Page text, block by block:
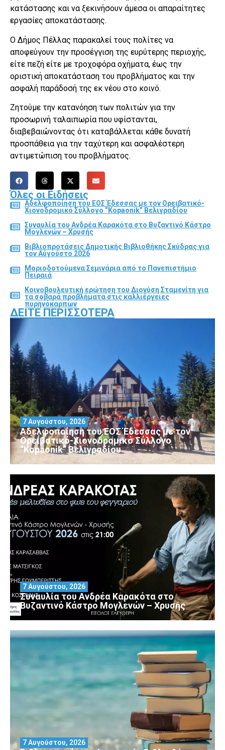
κατάστασης και να ξεκινήσουν άμεσα οι απαραίτητες
εργασίες αποκατάστασης.
Ο Δήμος Πέλλας παρακαλεί τους πολίτες να
αποφεύγουν την προσέγγιση της ευρύτερης περιοχής,
είτε πεζή είτε με τροχοφόρα οχήματα, έως την
οριστική αποκατάσταση του προβλήματος και την
ασφαλή παράδοσή της εκ νέου στο κοινό.
Ζητούμε την κατανόηση των πολιτών για την
προσωρινή ταλαιπωρία που υφίστανται,
διαβεβαιώνοντας ότι καταβάλλεται κάθε δυνατή
προσπάθεια για την ταχύτερη και ασφαλέστερη
αντιμετώπιση του προβλήματος.
Όλες οι Ειδήσεις
Αδελφοποίηση του ΕΟΣ Έδεσσας με τον Ορειβατικό-
Χιονοδρομικό Σύλλογο “Kopaonik” Βελιγραδίου
Συναυλία του Ανδρέα Καρακότα στο Βυζαντινό Κάστρο
Μογλενών – Χρυσής
Βιβλιοπροτάσεις Δημοτικής Βιβλιοθήκης Σκύδρας για
τον Αύγούστο 2026
Μοριοδοτούμενα Σεμινάρια από το Πανεπιστήμιο
Πειραιά
Κοινοβουλευτική ερώτηση του Διονύση Σταμενίτη για
τα σοβαρά προβλήματα στις καλλιέργειες
πυρηνόκαρπων
ΔΕΊΤΕ ΠΕΡΙΣΣΌΤΕΡΑ
Αδελφοποίηση του ΕΟΣ Έδεσσας με τον
Ορειβατικό-Χιονοδρομικό Σύλλογο
“Kopaonik” Βελιγραδίου
7 Αυγούστου, 2026
Συναυλία του Ανδρέα Καρακότα στο
Βυζαντινό Κάστρο Μογλενών – Χρυσής
7 Αυγούστου, 2026
7 Αυγούστου, 2026